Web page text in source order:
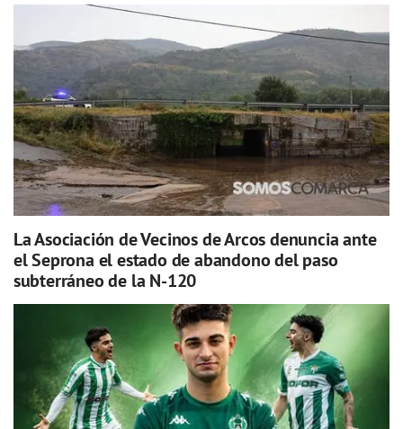
La Asociación de Vecinos de Arcos denuncia ante
el Seprona el estado de abandono del paso
subterráneo de la N-120